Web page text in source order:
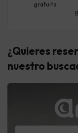
gratuita
¿Quieres
nuestro